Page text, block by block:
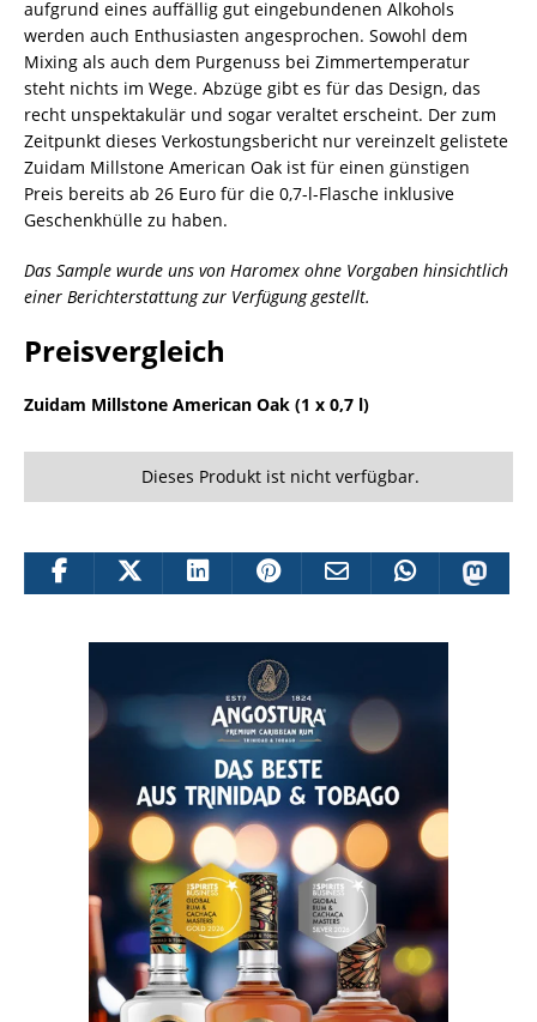
aufgrund eines auffällig gut eingebundenen Alkohols
werden auch Enthusiasten angesprochen. Sowohl dem
Mixing als auch dem Purgenuss bei Zimmertemperatur
steht nichts im Wege. Abzüge gibt es für das Design, das
recht unspektakulär und sogar veraltet erscheint. Der zum
Zeitpunkt dieses Verkostungsbericht nur vereinzelt gelistete
Zuidam Millstone American Oak ist für einen günstigen
Preis bereits ab 26 Euro für die 0,7-l-Flasche inklusive
Geschenkhülle zu haben.
Das Sample wurde uns von Haromex ohne Vorgaben hinsichtlich
einer Berichterstattung zur Verfügung gestellt.
Preisvergleich
Zuidam Millstone American Oak (1 x 0,7 l)
Dieses Produkt ist nicht verfügbar.